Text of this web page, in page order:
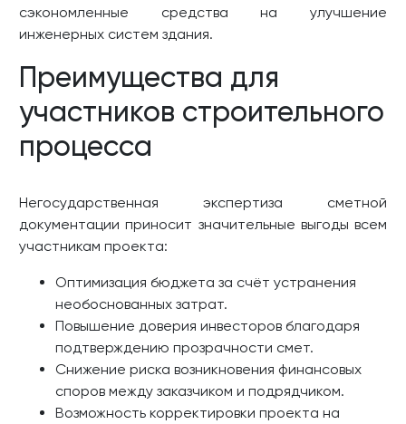
сэкономленные средства на улучшение
инженерных систем здания.
Преимущества для
участников строительного
процесса
Негосударственная экспертиза сметной
документации приносит значительные выгоды всем
участникам проекта:
Оптимизация бюджета за счёт устранения
необоснованных затрат.
Повышение доверия инвесторов благодаря
подтверждению прозрачности смет.
Снижение риска возникновения финансовых
споров между заказчиком и подрядчиком.
Возможность корректировки проекта на